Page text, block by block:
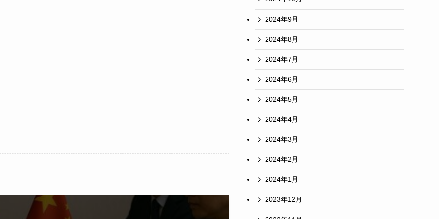
2024年9月
2024年8月
2024年7月
2024年6月
2024年5月
2024年4月
2024年3月
2024年2月
2024年1月
2023年12月